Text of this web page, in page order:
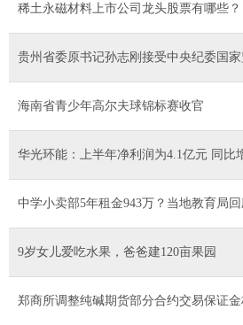
稀土永磁材料上市公司龙头股票有哪些？
贵州省委原书记孙志刚接受中央纪委国
海南省青少年高尔夫球锦标赛收官
华光环能：上半年净利润为4.1亿元 同比
中学小卖部5年租金943万？当地教育局回
9岁女儿爱吃水果，爸爸建120亩果园
郑商所调整纯碱期货部分合约交易保证